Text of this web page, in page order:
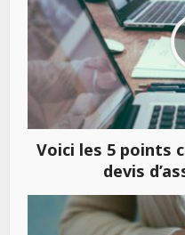
Voici les 5 points
devis